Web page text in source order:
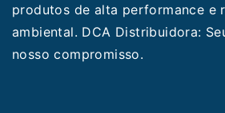
produtos de alta performance e
ambiental. DCA Distribuidora:
nosso compromisso.